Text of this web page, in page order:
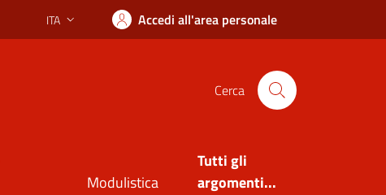
Lingua attiva:
ITA Accedi all'area personale
Cerca
Modulistica
Tutti gli
argomenti...